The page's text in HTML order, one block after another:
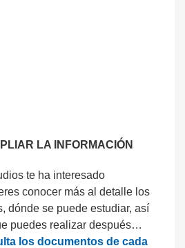
LA INFORMACIÓN
te ha interesado
conocer más al detalle los
dónde se puede estudiar, así
puedes realizar después…
los documentos de cada